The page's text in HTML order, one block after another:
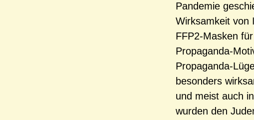
Pandemie
Wirksamkeit von
FFP2-Masken
Propaganda-
Propaganda-
besonders
und meist auch
wurden den